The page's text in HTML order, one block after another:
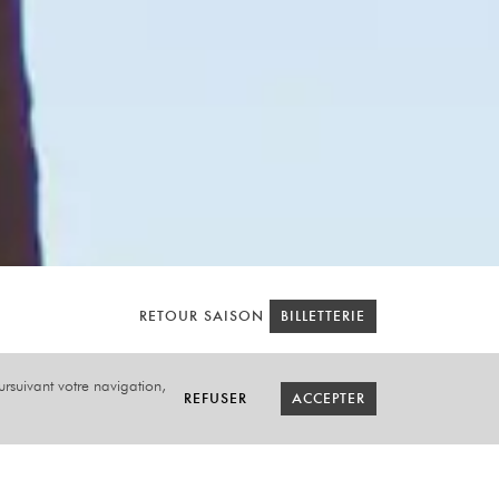
RETOUR SAISON
RETOUR SAISON BILLETTERIE
BILLETTERIE
votre navigation,
REFUSER
REFUSER ACCEPTER
ACCEPTER